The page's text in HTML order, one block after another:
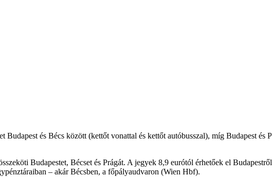
és Bécs között (kettőt vonattal és kettőt autóbusszal), míg Budapest
Budapestet, Bécset és Prágát. A jegyek 8,9 eurótól érhetőek el
– akár Bécsben, a főpályaudvaron (Wien Hbf).